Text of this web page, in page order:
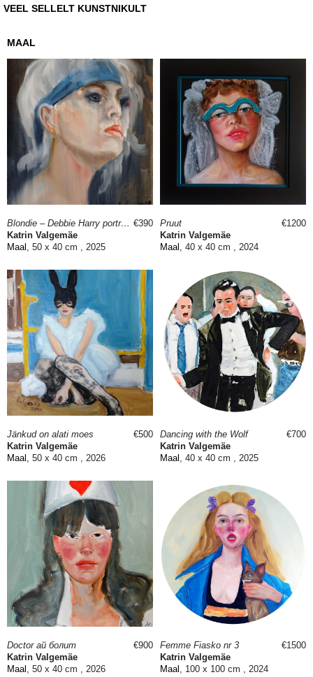
VEEL SELLELT KUNSTNIKULT
MAAL
Blondie – Debbie Harry portree
Katrin Valgemäe
Maal , 50 x 40 cm , 2025
€390
Pruut
Katrin Valgemäe
Maal , 40 x 40 cm , 2024
€1200
Jänkud on alati moes
Katrin Valgemäe
Maal , 50 x 40 cm , 2026
€500
Dancing with the Wolf
Katrin Valgemäe
Maal , 40 x 40 cm , 2025
€700
Doctor ай болит
Katrin Valgemäe
Maal , 50 x 40 cm , 2026
€900
Femme Fiasko nr 3
Katrin Valgemäe
Maal , 100 x 100 cm , 2024
€1500